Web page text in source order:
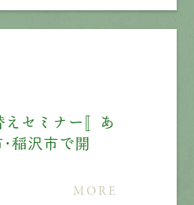
えセミナー〚あ
・稲沢市で開
MORE